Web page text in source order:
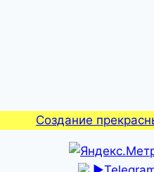
Создание